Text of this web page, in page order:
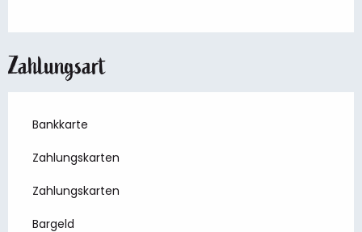
Zahlungsart
Bankkarte
Zahlungskarten
Zahlungskarten
Bargeld